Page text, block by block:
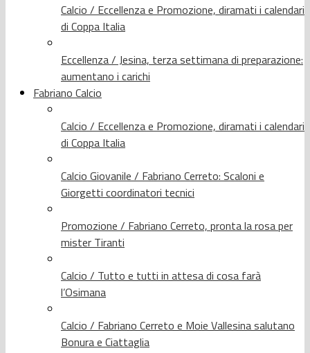
Calcio / Eccellenza e Promozione, diramati i calendari
di Coppa Italia
Eccellenza / Jesina, terza settimana di preparazione:
aumentano i carichi
Fabriano Calcio
Calcio / Eccellenza e Promozione, diramati i calendari
di Coppa Italia
Calcio Giovanile / Fabriano Cerreto: Scaloni e
Giorgetti coordinatori tecnici
Promozione / Fabriano Cerreto, pronta la rosa per
mister Tiranti
Calcio / Tutto e tutti in attesa di cosa farà
l’Osimana
Calcio / Fabriano Cerreto e Moie Vallesina salutano
Bonura e Ciattaglia